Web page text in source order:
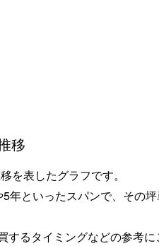
移
を表したグラフです。
年といったスパンで、その
するタイミングなどの参考に